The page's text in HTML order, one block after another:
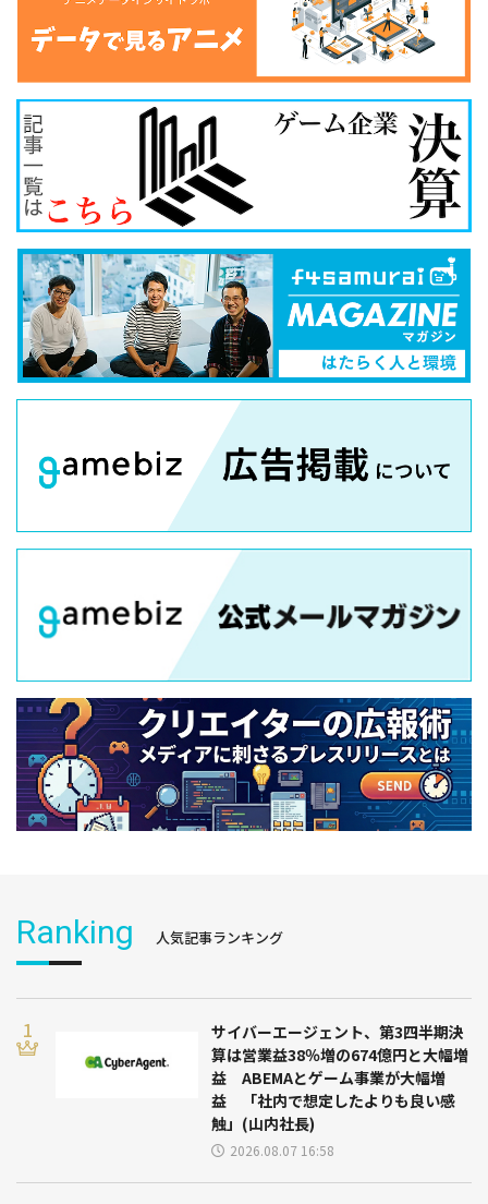
Ranking 人気記事ランキング
サイバーエージェント、第3四半期決
算は営業益38％増の674億円と大幅増
益 ABEMAとゲーム事業が大幅増
益 「社内で想定したよりも良い感
触」(山内社長)
2026.08.07 16:58